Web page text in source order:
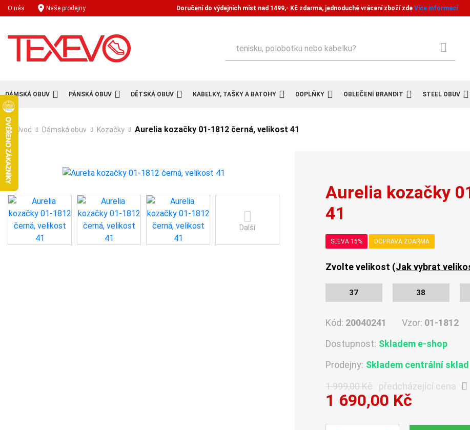
O nás Naše prodejny Doručení do výdejních míst nad 1499,- Kč zdarma, jednoduché vrácení zboží zde Více informací
DÁMSKÁ OBUV PÁNSKÁ OBUV DĚTSKÁ OBUV KABELKY, TAŠKY A BATOHY DOPLŇKY OBLEČENÍ BRANDIT STEEL OBUV
Úvod Dámská obuv Kozačky Aurelia kozačky 01-1812 černá, velikost 41
Další
Aurelia kozačky
41
SLEVA 15% DOPRAVA ZDARMA
Zvolte velikost (Jak vybrat
37 38
Kód: 20040241 Vzor: 01-1812
Dostupnost: Skladem e-shop
Prodejny: Skladem centrální sklad
1 999,00 Kč předcházející cena
1 690,00 Kč